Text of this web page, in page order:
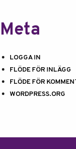
Meta
LOGGA IN
FLÖDE FÖR INLÄGG
FLÖDE FÖR
WORDPRESS.ORG